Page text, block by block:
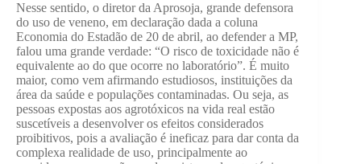
Nesse sentido, o diretor da Aprosoja, grande defensora
do uso de veneno, em declaração dada a coluna
Economia do Estadão de 20 de abril, ao defender a MP,
falou uma grande verdade: “O risco de toxicidade não é
equivalente ao do que ocorre no laboratório”. É muito
maior, como vem afirmando estudiosos, instituições da
área da saúde e populações contaminadas. Ou seja, as
pessoas expostas aos agrotóxicos na vida real estão
suscetíveis a desenvolver os efeitos considerados
proibitivos, pois a avaliação é ineficaz para dar conta da
complexa realidade de uso, principalmente ao